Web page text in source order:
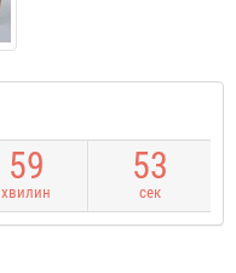
59
хвилин
53
сек